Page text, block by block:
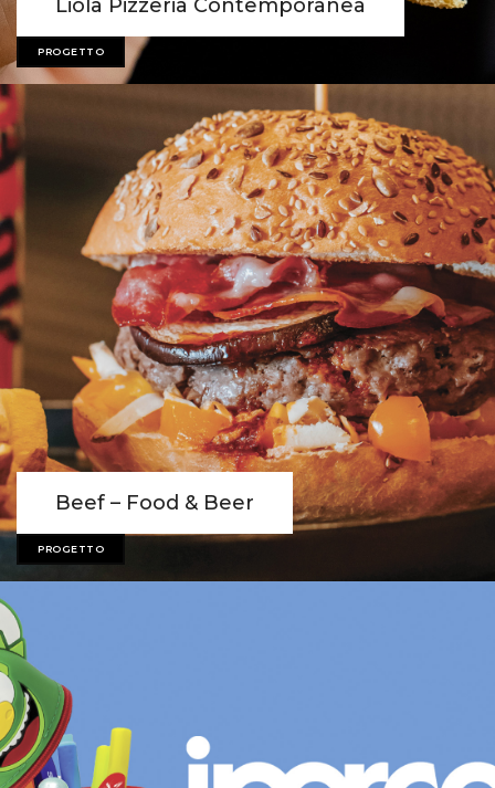
Liolà Pizzeria Contemporanea
PROGETTO
Beef – Food & Beer
PROGETTO